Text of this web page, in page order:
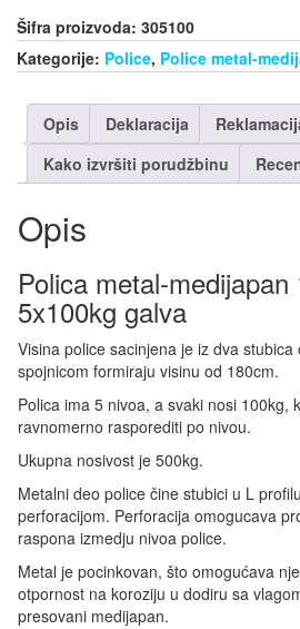
Šifra proizvoda: 305100
Kategorije: Police, Police metal-
Opis Deklaracija
Kako izvršiti porudžbinu
Opis
Polica metal-
5x100kg galva
Visina police sacinjena je iz dva
spojnicom formiraju visinu od 180cm.
Polica ima 5 nivoa, a svaki nosi 100kg,
ravnomerno rasporediti po nivou.
Ukupna nosivost je 500kg.
Metalni deo police čine stubici u L
perforacijom. Perforacija omogucava
raspona izmedju nivoa police.
Metal je pocinkovan, što omogućava
otpornost na koroziju u dodiru sa
presovani medijapan.